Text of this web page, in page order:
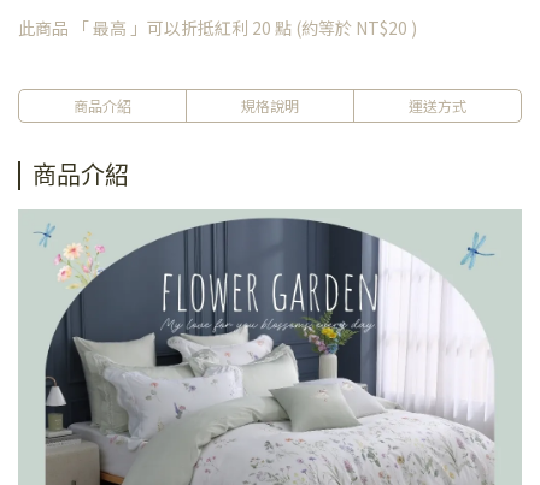
此商品 「 最高 」可以折抵紅利 20 點 (約等於 NT$20 )
商品介紹 規格說明 運送方式
商品介紹